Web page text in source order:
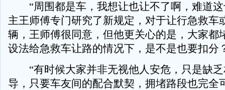
“周围都是车，我想让也让不了啊，难道这
主王师傅专门研究了新规定，对于让行急救车
辆，王师傅很同意，但他更关心的是，大家都
设法给急救车让路的情况下，是不是也要扣分
“有时候大家并非无视他人安危，只是缺乏
导，只要车友间的配合默契，拥堵路段也完全